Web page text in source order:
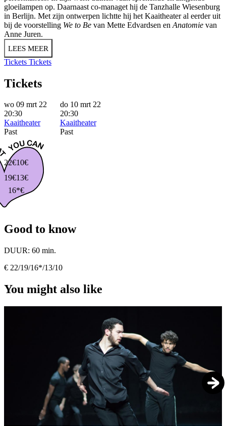
gloeilampen op. Daarnaast co-managet hij de Tanzhalle Wiesenburg
in Berlijn. Met zijn ontwerpen lichtte hij het Kaaitheater al eerder uit
bij de voorstelling We to Be van Mette Edvardsen en Anatomie van
Anne Juren.
LEES MEER
Tickets Tickets
Tickets
wo 09 mrt 22
20:30
Kaaitheater
Past
do 10 mrt 22
20:30
Kaaitheater
Past
22€
19€
16*€
13€
10€
Good to know
DUUR: 60 min.
€ 22/19/16*/13/10
You might also like